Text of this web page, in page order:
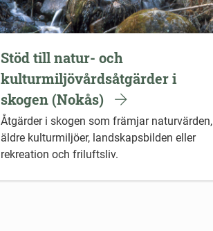
Stöd till natur- och
kulturmiljövårdsåtgärder i
skogen (Nokås)
Åtgärder i skogen som främjar naturvärden,
äldre kulturmiljöer, landskapsbilden eller
rekreation och friluftsliv.